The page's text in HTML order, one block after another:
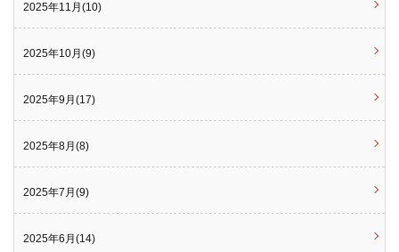
2025年11月(10)
2025年10月(9)
2025年9月(17)
2025年8月(8)
2025年7月(9)
2025年6月(14)